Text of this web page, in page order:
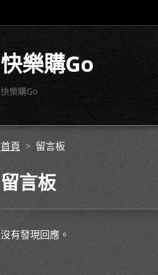
快樂購Go
快樂購Go
首頁 > 留言板
留言板
沒有發現回應。